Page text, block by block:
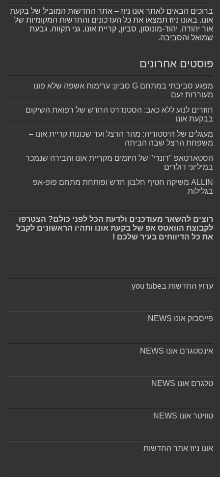
ברוכים הבאים לאתר אונו ניוז – אתר החדשות המוביל של בקעת
אונו. באונו ניוז תמצאו את כל העדכונים והחדשות המקומיות של
אור יהודה, יהוד-מונוסון, סביון, קריית אונו, גני תקווה, גבעת
שמואל והסביבה.
פוסטים אחרונים
מפגע סביבתי במתחם G סביון: ערימות אשפה שלא פונו
מעוררות זעם
חוזרים לנוע ללא כאב: הסטנדרט החדש של רפואת השיקום
בבקעת אונו
מעגלים של היסטוריה: מהר הרצל ועד שכונות קריית אונו –
משפחת הרצל שבה הביתה
הסטארטאפ "דונדי" של היזמים מקריית אונו והבירה שנמכר
במיליוני דולרים
ALLIN משיקה חטיף חלבון חדש ופותחת מתחם פופ-אפ
בגלילות
רוצים להשאר מעודכנים ולדעת הכל לפני כולם? הצטרפו
לקבוצת הוואטס אפ של בקעת אונו ותהיו הראשונים לקבל
את כל הדיווחים בעיר שלכם !
ערוץ החדשות בyou tube
פייסבוק אונו NEWS
אינסטגרם אונו NEWS
טלגרם אונו NEWS
טוויטר אונו NEWS
אונו ניוז אתר החדשות